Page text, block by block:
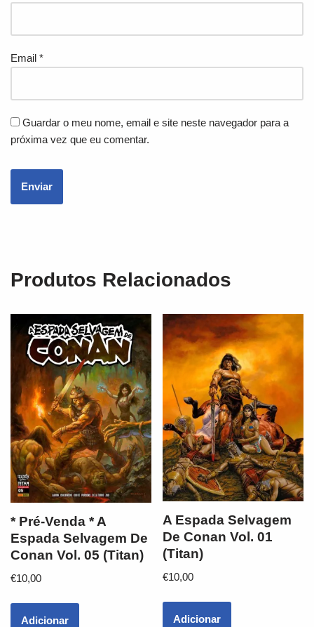
Email *
Guardar o meu nome, email e site neste navegador para a
próxima vez que eu comentar.
Produtos Relacionados
* Pré-Venda * A
Espada Selvagem De
Conan Vol. 05 (Titan)
€10,00
Adicionar
A Espada Selvagem
De Conan Vol. 01
(Titan)
€10,00
Adicionar